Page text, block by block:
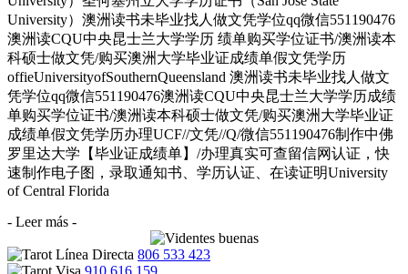
University）澳洲读书未毕业找人做文凭学位qq微信551190476
澳洲读CQU中央昆士兰大学学历 绩单购买学位证书/澳洲读本
科硕士做文凭/购买澳洲大学毕业证成绩单假文凭学历
offieUniversityofSouthernQueensland 澳洲读书未毕业找人做文
凭学位qq微信551190476澳洲读CQU中央昆士兰大学学历成绩
单购买学位证书/澳洲读本科硕士做文凭/购买澳洲大学毕业证
成绩单假文凭学历办理UCF//文凭//Q/微信551190476制作中佛
罗里达大学【毕业证成绩单】/办理真实可查留信网认证，快
速制作电子图，录取通知书、学历认证、在读证明University
of Central Florida
- Leer más -
806 533 423